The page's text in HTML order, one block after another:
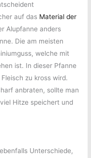
auf das Material der
Alupfanne anders
Die am meisten
welche mit
ist. In dieser Pfanne
zu kross wird.
anbraten, sollte man
Hitze speichert und
Unterschiede,